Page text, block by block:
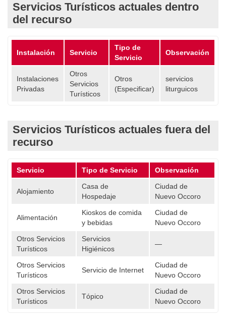
Servicios Turísticos actuales dentro
del recurso
Instalación Servicio
Tipo de
Servicio
Observación
Instalaciones
Privadas
Otros
Servicios
Turísticos
Otros
(Especificar)
servicios
liturguicos
Servicios Turísticos actuales fuera del
recurso
Servicio Tipo de Servicio Observación
Alojamiento
Casa de
Hospedaje
Ciudad de
Nuevo Occoro
Alimentación
Kioskos de comida
y bebidas
Ciudad de
Nuevo Occoro
Otros Servicios
Turísticos
Servicios
Higiénicos
—
Otros Servicios
Turísticos
Servicio de Internet
Ciudad de
Nuevo Occoro
Otros Servicios
Turísticos
Tópico
Ciudad de
Nuevo Occoro